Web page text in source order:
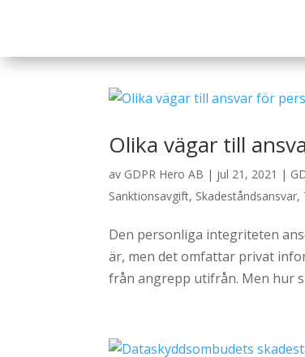
Olika vägar till
av GDPR Hero AB | jul 21, 2021 |
Sanktionsavgift, Skadeståndsansvar,
Den personliga integriteten
är, men det omfattar privat
från angrepp utifrån. Men hur